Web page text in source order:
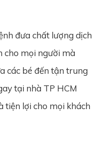
đưa chất lượng dịch
cho mọi người mà
các bé đến tận trung
tại nhà TP HCM
tiện lợi cho mọi khách